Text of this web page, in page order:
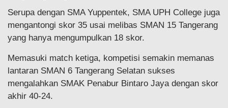
Serupa dengan SMA Yuppentek, SMA UPH College juga
mengantongi skor 35 usai melibas SMAN 15 Tangerang
yang hanya mengumpulkan 18 skor.
Memasuki match ketiga, kompetisi semakin memanas
lantaran SMAN 6 Tangerang Selatan sukses
mengalahkan SMAK Penabur Bintaro Jaya dengan skor
akhir 40-24.